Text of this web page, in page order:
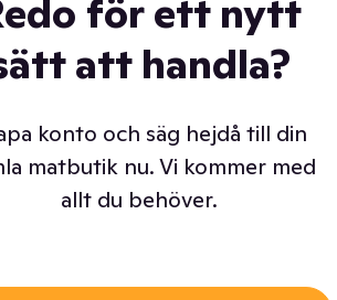
för ett nytt
att handla?
konto och säg hejdå till din
matbutik nu. Vi kommer med
allt du behöver.